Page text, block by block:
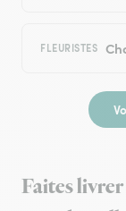
FLEURISTES
Faites livrer